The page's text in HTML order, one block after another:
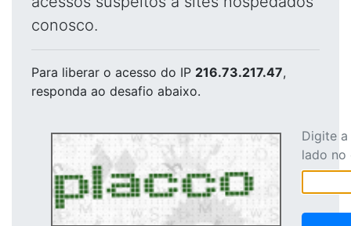
conosco.
Para liberar o acesso do IP 216.73.217.47,
responda ao desafio abaixo.
Digite
lado no